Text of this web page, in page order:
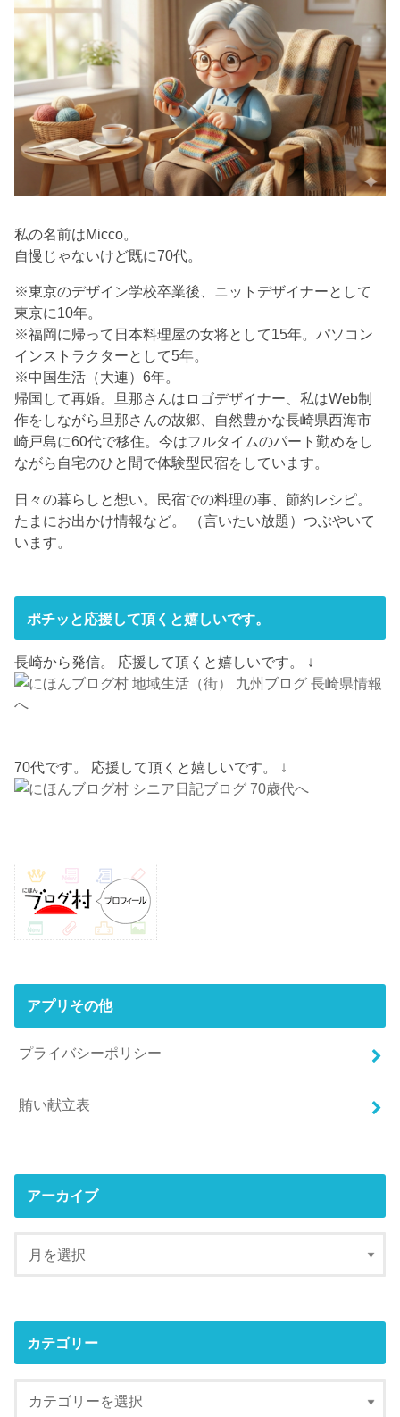
私の名前はMicco。
自慢じゃないけど既に70代。
※東京のデザイン学校卒業後、ニットデザイナーとして
東京に10年。
※福岡に帰って日本料理屋の女将として15年。パソコン
インストラクターとして5年。
※中国生活（大連）6年。
帰国して再婚。旦那さんはロゴデザイナー、私はWeb制
作をしながら旦那さんの故郷、自然豊かな長崎県西海市
崎戸島に60代で移住。今はフルタイムのパート勤めをし
ながら自宅のひと間で体験型民宿をしています。
日々の暮らしと想い。民宿での料理の事、節約レシピ。
たまにお出かけ情報など。 （言いたい放題）つぶやいて
います。
ポチッと応援して頂くと嬉しいです。
長崎から発信。 応援して頂くと嬉しいです。 ↓
70代です。 応援して頂くと嬉しいです。 ↓
アプリその他
プライバシーポリシー
賄い献立表
アーカイブ
カテゴリー